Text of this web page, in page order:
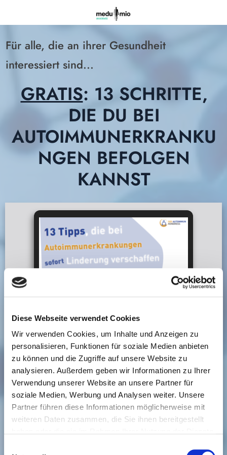
Diese Webseite verwendet Cookies
Wir verwenden Cookies, um Inhalte und Anzeigen zu
personalisieren, Funktionen für soziale Medien anbieten
zu können und die Zugriffe auf unsere Website zu
analysieren. Außerdem geben wir Informationen zu Ihrer
Verwendung unserer Website an unsere Partner für
soziale Medien, Werbung und Analysen weiter. Unsere
Partner führen diese Informationen möglicherweise mit
weiteren Daten zusammen, die Sie ihnen bereitgestellt
Für alle, die an ihrer Gesundheit
interessiert sind...
GRATIS: 13 SCHRITTE,
DIE DU BEI
AUTOIMMUNERKRANKU
NGEN BEFOLGEN
KANNST